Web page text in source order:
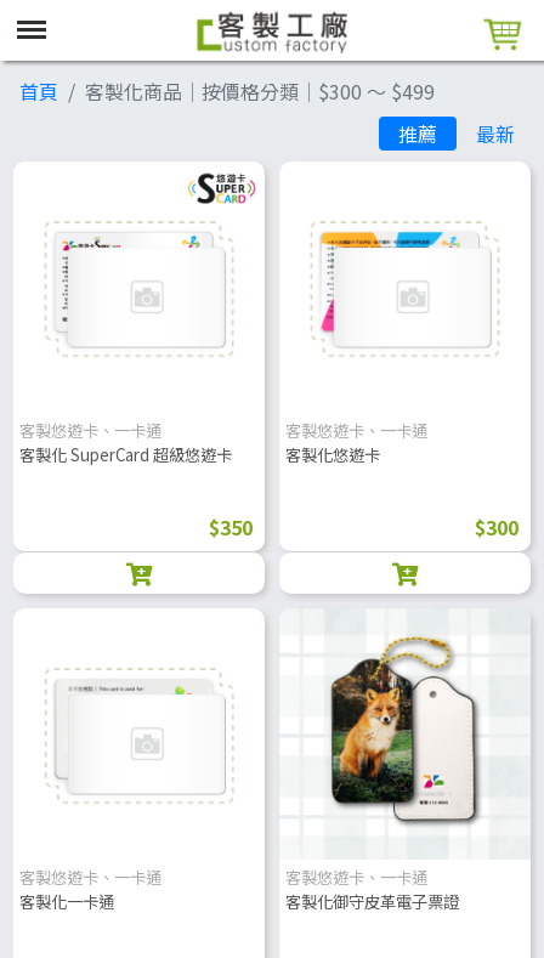
首頁
客製化商品│按價格分類│$300 ～ $499
推薦
最新
客製悠遊卡、一卡通
客製化 SuperCard 超級悠遊卡
$350
客製悠遊卡、一卡通
客製化悠遊卡
$300
客製悠遊卡、一卡通
客製化一卡通
客製悠遊卡、一卡通
客製化御守皮革電子票證